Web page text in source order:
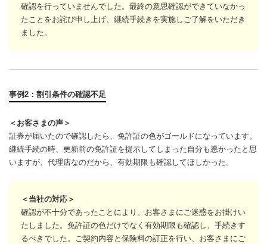
確認を行っていませんでした。最終の意思確認ができていなかっ
たことをお詫び申し上げ、継続手続きを実施しご了解をいただき
ました。
事例2：割引条件の確認不足
＜お客さまの声＞
証券が届いたので確認したら、免許証の色がゴールドになっています。
継続手続の時、更新前の免許証を提示してしまった自分も悪かったと思
いますが、代理店なのだから、有効期限も確認してほしかった。
＜当社の対応＞
確認が不十分であったことにより、お客さまにご迷惑をお掛けい
たしました。免許証の色だけでなく有効期限も確認し、手続きす
るべきでした。ご契約内容と保険料の訂正を行い、お客さまにご